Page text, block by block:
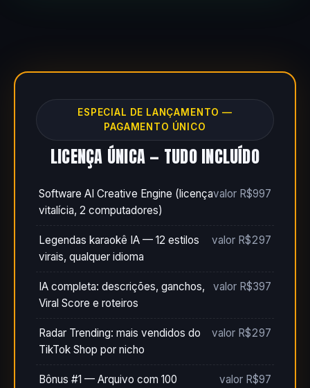
ESPECIAL DE LANÇAMENTO —
PAGAMENTO ÚNICO
LICENÇA ÚNICA — TUDO INCLUÍDO
Software AI Creative Engine (licença
vitalícia, 2 computadores)
valor R$997
Legendas karaokê IA — 12 estilos
virais, qualquer idioma
valor R$297
IA completa: descrições, ganchos,
Viral Score e roteiros
valor R$397
Radar Trending: mais vendidos do
TikTok Shop por nicho
valor R$297
Bônus #1 — Arquivo com 100 valor R$97